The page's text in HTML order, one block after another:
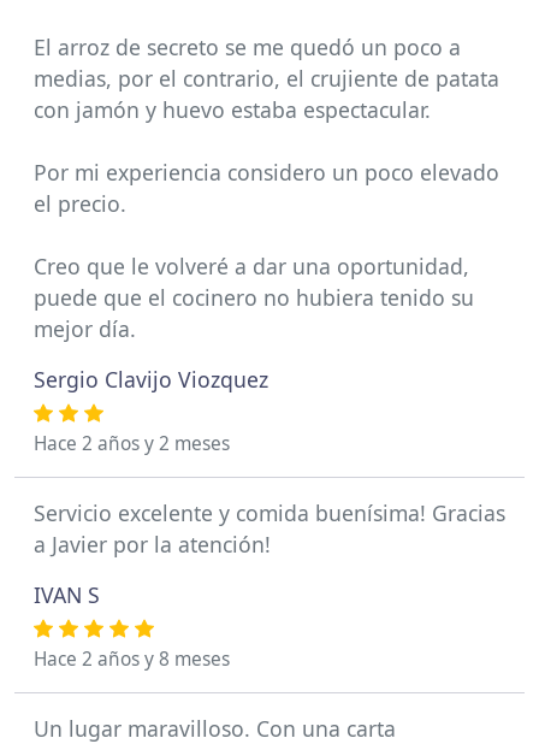
El arroz de secreto se me quedó un poco a
medias, por el contrario, el crujiente de patata
con jamón y huevo estaba espectacular.
Por mi experiencia considero un poco elevado
el precio.
Creo que le volveré a dar una oportunidad,
puede que el cocinero no hubiera tenido su
mejor día.
Sergio Clavijo Viozquez
Hace 2 años y 2 meses
Servicio excelente y comida buenísima! Gracias
a Javier por la atención!
IVAN S
Hace 2 años y 8 meses
Un lugar maravilloso. Con una carta